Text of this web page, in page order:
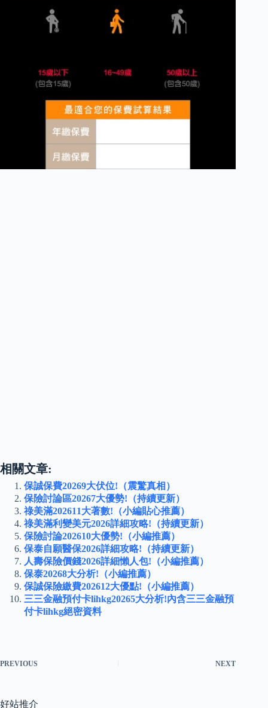
相關文章:
保誠保費20269大伏位!（震驚真相）
保險討論區20267大優勢!（持續更新）
祿美滿202611大著數!（小編貼心推薦）
祿美滿利變美元2026詳細攻略!（持續更新）
保險討論202610大優勢!（小編推薦）
保泰自願醫保2026詳細攻略!（持續更新）
人壽保險價錢2026詳細懶人包!（小編推薦）
保泰20268大分析!（小編推薦）
保誠保險繳費202612大優點!（小編推薦）
三三金融預付卡lihkg20265大分析!內含三三金融預
付卡lihkg絕密資料
PREVIOUS NEXT
好站推介